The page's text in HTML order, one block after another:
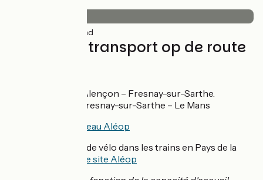
(100%) Glad
Treinen en transport op de route
Ligne 204 : Alençon – Fresnay-sur-Sarthe.
Ligne 210 : Fresnay-sur-Sarthe – Le Mans
détails du réseau Aléop
Pour le transport de vélo dans les trains en Pays de la
Consulter le site Aléop